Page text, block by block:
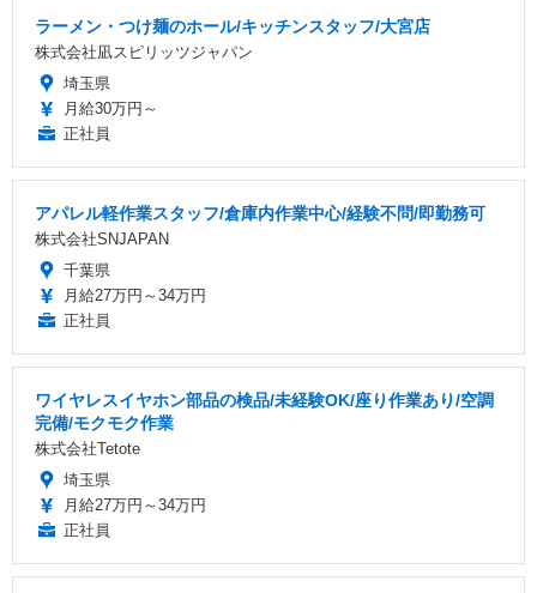
ラーメン・つけ麺のホール/キッチンスタッフ/大宮店
株式会社凪スピリッツジャパン
埼玉県
月給30万円～
正社員
アパレル軽作業スタッフ/倉庫内作業中心/経験不問/即勤務可
株式会社SNJAPAN
千葉県
月給27万円～34万円
正社員
ワイヤレスイヤホン部品の検品/未経験OK/座り作業あり/空調
完備/モクモク作業
株式会社Tetote
埼玉県
月給27万円～34万円
正社員